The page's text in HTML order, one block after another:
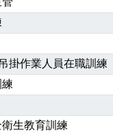
掛作業人員在職訓練
衛生教育訓練